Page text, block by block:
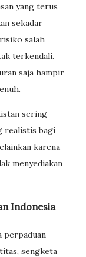
yang terus
sekadar
salah
terkendali.
saja hampir
sering
realistis bagi
karena
menyediakan
Indonesia
perpaduan
sengketa